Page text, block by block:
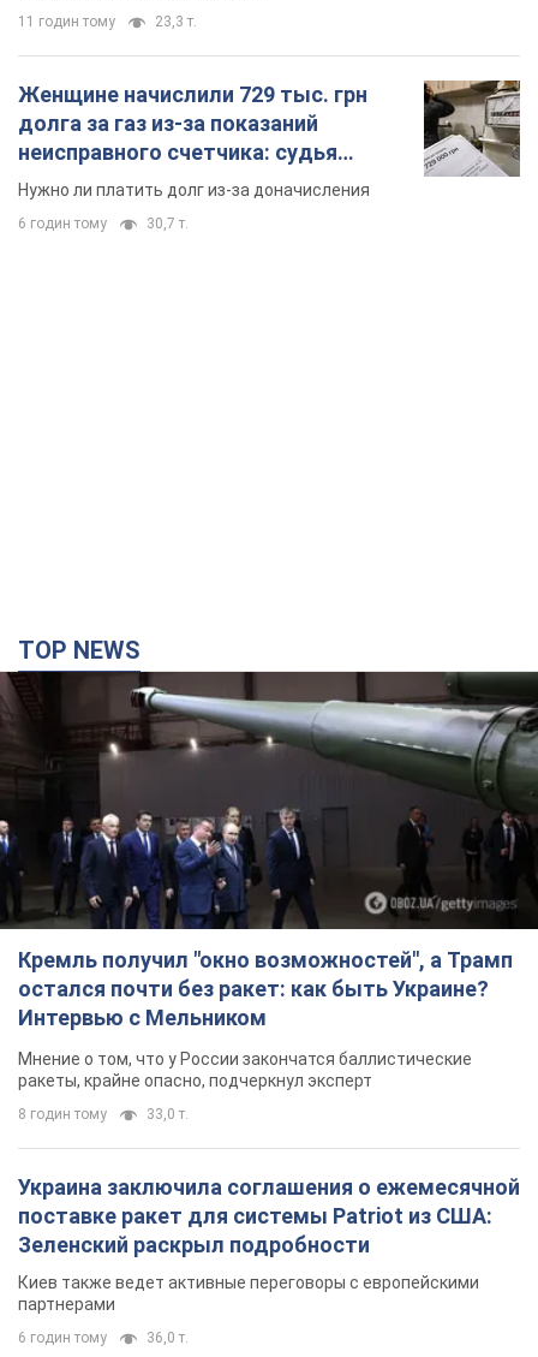
11 годин тому 23,3 т.
Женщине начислили 729 тыс. грн
долга за газ из-за показаний
неисправного счетчика: судья
вынес неожиданное решение
Нужно ли платить долг из-за доначисления
6 годин тому 30,7 т.
TOP NEWS
Кремль получил "окно возможностей", а Трамп
остался почти без ракет: как быть Украине?
Интервью с Мельником
Мнение о том, что у России закончатся баллистические
ракеты, крайне опасно, подчеркнул эксперт
8 годин тому 33,0 т.
Украина заключила соглашения о ежемесячной
поставке ракет для системы Patriot из США:
Зеленский раскрыл подробности
Киев также ведет активные переговоры с европейскими
партнерами
6 годин тому 36,0 т.